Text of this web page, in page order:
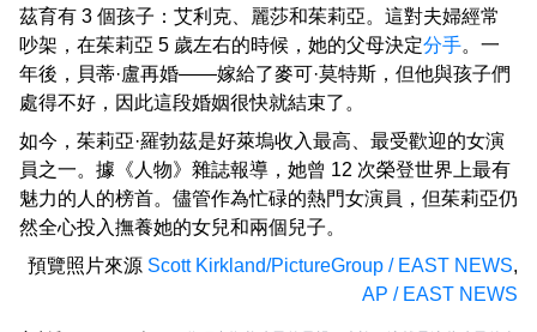
茲育有 3 個孩子：艾利克、麗莎和茱莉亞。這對夫婦經常
吵架，在茱莉亞 5 歲左右的時候，她的父母決定分手。一
年後，貝蒂·盧再婚——嫁給了麥可·莫特斯，但他與孩子們
處得不好，因此這段婚姻很快就結束了。
如今，茱莉亞·羅勃茲是好萊塢收入最高、最受歡迎的女演
員之一。據《人物》雜誌報導，她曾 12 次榮登世界上最有
魅力的人的榜首。儘管作為忙碌的熱門女演員，但茱莉亞仍
然全心投入撫養她的女兒和兩個兒子。
預覽照片來源 Scott Kirkland/PictureGroup / EAST NEWS,
AP / EAST NEWS